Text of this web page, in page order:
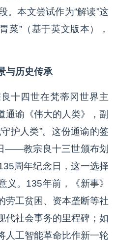
。本文尝试作为“解读”这
菜”（基于英文版本），
与历史传承
十四世在梵蒂冈世界主
通谕《伟大的人类》，副
护人类”。这份通谕的签
——教宗良十三世颁布划
周年纪念日，这一选择
义。135年前，《新事》
劳工贫困、资本垄断等社
代社会事务的里程碑；如
人工智能革命比作新一轮